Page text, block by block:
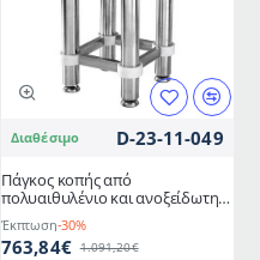
Διαθέσιμο D-23-11-049
Πάγκος κοπής από
πολυαιθυλένιο και ανοξείδωτη
βάση διαστάσεων 60x60x90cm
Έκπτωση-30%
763,84€ 1.091,20€